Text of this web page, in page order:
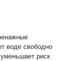
воде свободно
риск